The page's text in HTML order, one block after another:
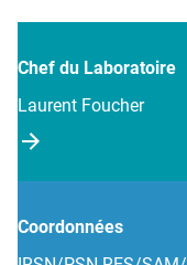
Chef du Laboratoire
Laurent Foucher
Coordonnées